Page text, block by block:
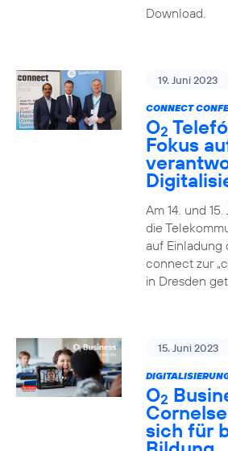
Download.
19. Juni 2023
CONNECT
O2
Fokus
Am 14. und
die
auf Einladung
connect zur
in Dresden
15. Juni 2023
O2
sich für